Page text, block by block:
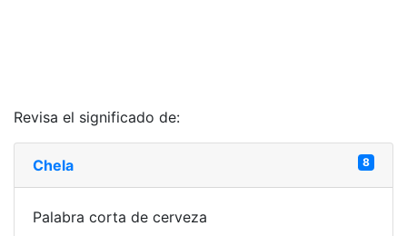
Revisa el significado de:
Chela 8
Palabra corta de cerveza